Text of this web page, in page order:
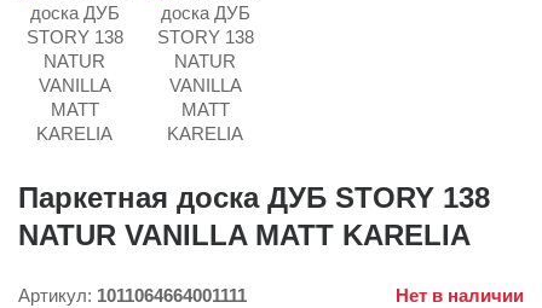
Паркетная доска ДУБ STORY 138
NATUR VANILLA MATT KARELIA
Артикул: 1011064664001111
Нет в наличии